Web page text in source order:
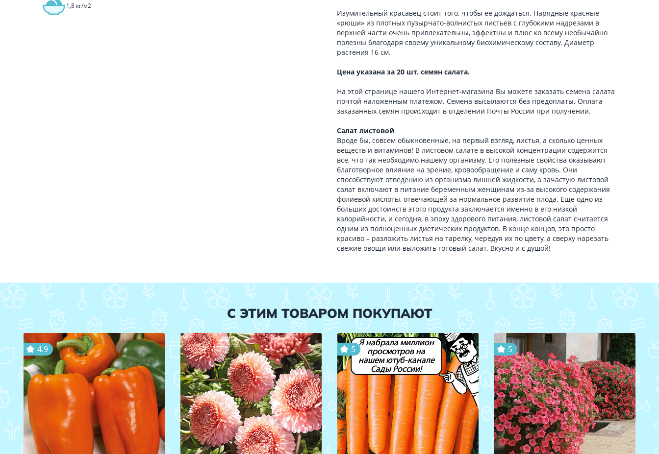
1,8 кг/м2
Изумительный красавец стоит того, чтобы её дождаться. Нарядные красные
«рюши» из плотных пузырчато-волнистых листьев с глубокими надрезами в
верхней части очень привлекательны, эффектны и плюс ко всему необычайно
полезны благодаря своему уникальному биохимическому составу. Диаметр
растения 16 см.
Цена указана за 20 шт. семян салата.
На этой странице нашего Интернет-магазина Вы можете заказать семена салата
почтой наложенным платежом. Семена высылаются без предоплаты. Оплата
заказанных семян происходит в отделении Почты России при получении.
Салат листовой
Вроде бы, совсем обыкновенные, на первый взгляд, листья, а сколько ценных
веществ и витаминов! В листовом салате в высокой концентрации содержится
все, что так необходимо нашему организму. Его полезные свойства оказывают
благотворное влияние на зрение, кровообращение и саму кровь. Они
способствуют отведению из организма лишней жидкости, а зачастую листовой
салат включают в питание беременным женщинам из-за высокого содержания
фолиевой кислоты, отвечающей за нормальное развитие плода. Еще одно из
больших достоинств этого продукта заключается именно в его низкой
калорийности, и сегодня, в эпоху здорового питания, листовой салат считается
одним из полноценных диетических продуктов. В конце концов, это просто
красиво – разложить листья на тарелку, чередуя их по цвету, а сверху нарезать
свежие овощи или выложить готовый салат. Вкусно и с душой!
С ЭТИМ ТОВАРОМ ПОКУПАЮТ
4.9
Я набрала миллион
просмотров на
нашем ютуб-канале
Сады России!
5 5